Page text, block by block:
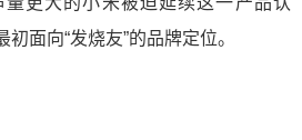
面向“发烧友”的品牌定位。